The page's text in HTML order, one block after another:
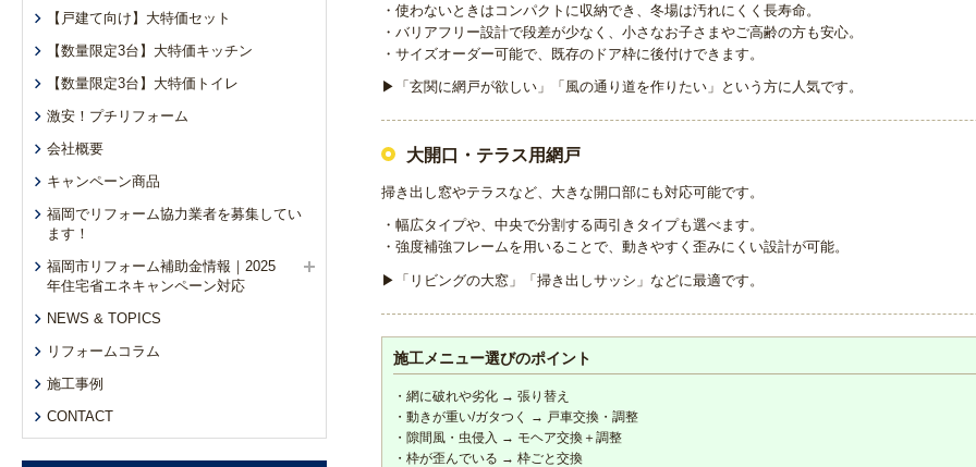
・使わないときはコンパクトに収納でき、冬場は汚れにくく長寿命。
・バリアフリー設計で段差が少なく、小さなお子さまやご高齢の方も安心。
・サイズオーダー可能で、既存のドア枠に後付けできます。
▶「玄関に網戸が欲しい」「風の通り道を作りたい」という方に人気です。
大開口・テラス用網戸
掃き出し窓やテラスなど、大きな開口部にも対応可能です。
・幅広タイプや、中央で分割する両引きタイプも選べます。
・強度補強フレームを用いることで、動きやすく歪みにくい設計が可能。
▶「リビングの大窓」「掃き出しサッシ」などに最適です。
施工メニュー選びのポイント
・網に破れや劣化 → 張り替え
・動きが重い/ガタつく → 戸車交換・調整
・隙間風・虫侵入 → モヘア交換＋調整
・枠が歪んでいる → 枠ごと交換
【戸建て向け】大特価セット
【数量限定3台】大特価キッチン
【数量限定3台】大特価トイレ
激安！プチリフォーム
会社概要
キャンペーン商品
福岡でリフォーム協力業者を募集してい
ます！
福岡市リフォーム補助金情報｜2025
年住宅省エネキャンペーン対応
NEWS & TOPICS
リフォームコラム
施工事例
CONTACT